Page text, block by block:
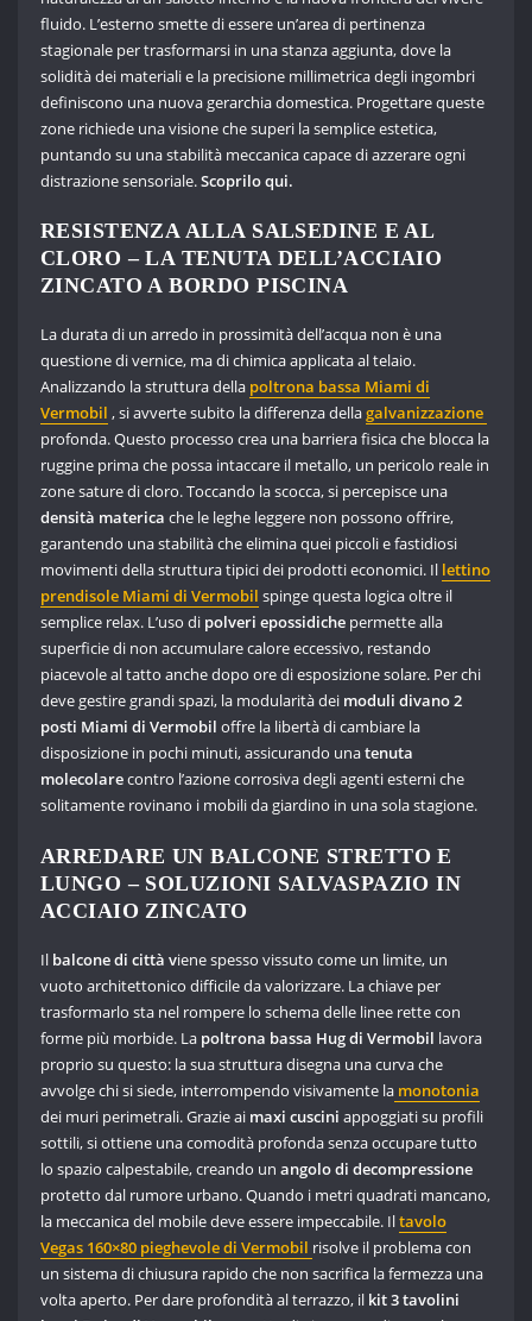
fluido. L’esterno smette di essere un’area di pertinenza
stagionale per trasformarsi in una stanza aggiunta, dove la
solidità dei materiali e la precisione millimetrica degli ingombri
definiscono una nuova gerarchia domestica. Progettare queste
zone richiede una visione che superi la semplice estetica,
puntando su una stabilità meccanica capace di azzerare ogni
distrazione sensoriale.Scoprilo qui.
RESISTENZA ALLA SALSEDINE E AL
CLORO – LA TENUTA DELL’ACCIAIO
ZINCATO A BORDO PISCINA
La durata di un arredo in prossimità dell’acqua non è una
questione di vernice, ma di chimica applicata al telaio.
Analizzando la struttura della poltrona bassa Miami di
Vermobil , si avverte subito la differenza dellagalvanizzazione
profonda. Questo processo crea una barriera fisica che blocca la
ruggine prima che possa intaccare il metallo, un pericolo reale in
zone sature di cloro. Toccando la scocca, si percepisce una
densità materica che le leghe leggere non possono offrire,
garantendo una stabilità che elimina quei piccoli e fastidiosi
movimenti della struttura tipici dei prodotti economici. Il lettino
prendisole Miami di Vermobil spinge questa logica oltre il
semplice relax. L’uso di polveri epossidichepermette alla
superficie di non accumulare calore eccessivo, restando
piacevole al tatto anche dopo ore di esposizione solare. Per chi
deve gestire grandi spazi, la modularità dei moduli divano 2
posti Miami di Vermobil offre la libertà di cambiare la
disposizione in pochi minuti, assicurando unatenuta
molecolarecontro l’azione corrosiva degli agenti esterni che
solitamente rovinano i mobili da giardino in una sola stagione.
ARREDARE UN BALCONE STRETTO E
LUNGO – SOLUZIONI SALVASPAZIO IN
ACCIAIO ZINCATO
Il balcone di città viene spesso vissuto come un limite, un
vuoto architettonico difficile da valorizzare. La chiave per
trasformarlo sta nel rompere lo schema delle linee rette con
forme più morbide. La poltrona bassa Hug di Vermobil lavora
proprio su questo: la sua struttura disegna una curva che
avvolge chi si siede, interrompendo visivamente la monotonia
dei muri perimetrali. Grazie ai maxi cuscini appoggiati su profili
sottili, si ottiene una comodità profonda senza occupare tutto
lo spazio calpestabile, creando un angolo di decompressione
protetto dal rumore urbano. Quando i metri quadrati mancano,
la meccanica del mobile deve essere impeccabile. Iltavolo
Vegas 160×80 pieghevole di Vermobil risolve il problema con
un sistema di chiusura rapido che non sacrifica la fermezza una
volta aperto. Per dare profondità al terrazzo, il kit 3 tavolini